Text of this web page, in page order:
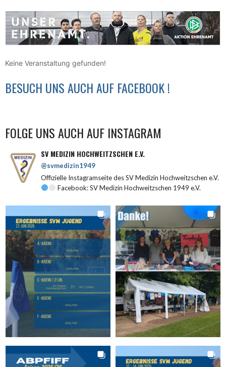
Keine Veranstaltung gefunden!
BESUCH UNS AUCH AUF FACEBOOK !
FOLGE UNS AUCH AUF INSTAGRAM
SV MEDIZIN HOCHWEITZSCHEN E.V.
@svmedizin1949
Offizielle Instagramseite des SV Medizin Hochweitzschen e.V.
Facebook: SV Medizin Hochweitzschen 1949 e.V.